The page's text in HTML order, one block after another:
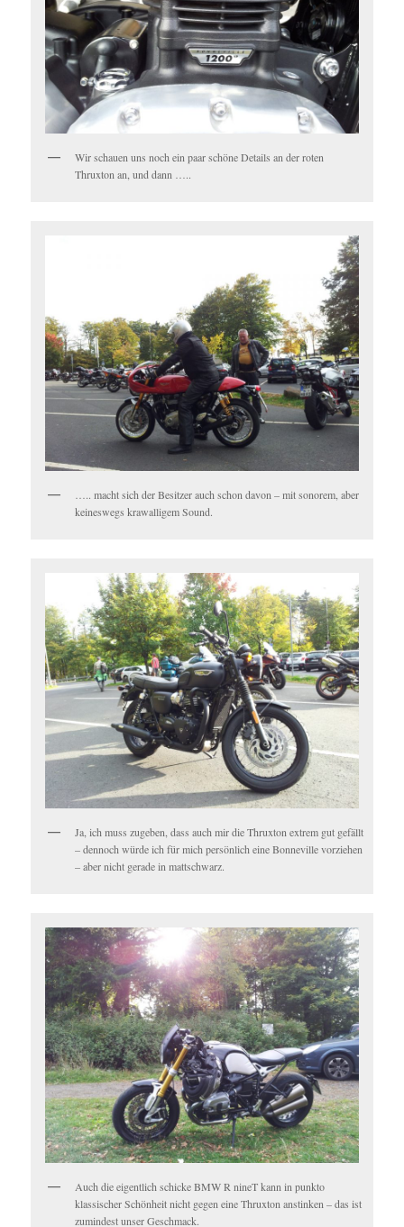
Wir schauen uns noch ein paar schöne Details an der roten
Thruxton an, und dann …..
….. macht sich der Besitzer auch schon davon – mit sonorem, aber
keineswegs krawalligem Sound.
Ja, ich muss zugeben, dass auch mir die Thruxton extrem gut gefällt
– dennoch würde ich für mich persönlich eine Bonneville vorziehen
– aber nicht gerade in mattschwarz.
Auch die eigentlich schicke BMW R nineT kann in punkto
klassischer Schönheit nicht gegen eine Thruxton anstinken – das ist
zumindest unser Geschmack.